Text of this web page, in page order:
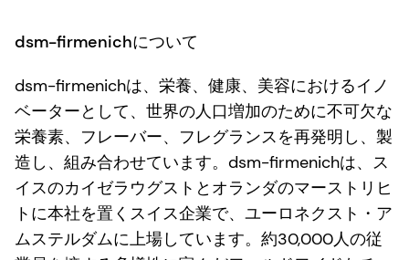
dsm-firmenichについて
dsm-firmenichは、栄養、健康、美容におけるイノ
ベーターとして、世界の人口増加のために不可欠な
栄養素、フレーバー、フレグランスを再発明し、製
造し、組み合わせています。dsm-firmenichは、ス
イスのカイゼラウグストとオランダのマーストリヒ
トに本社を置くスイス企業で、ユーロネクスト・ア
ムステルダムに上場しています。約30,000人の従